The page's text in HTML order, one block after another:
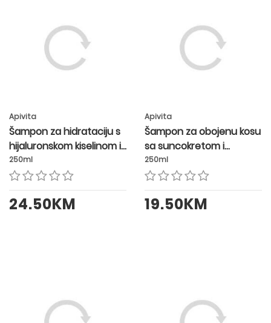
Apivita
Šampon za hidrataciju s
hijaluronskom kiselinom i
aloe verom
250ml
24.50KM
Apivita
Šampon za obojenu kosu
sa suncokretom i
medom
250ml
19.50KM